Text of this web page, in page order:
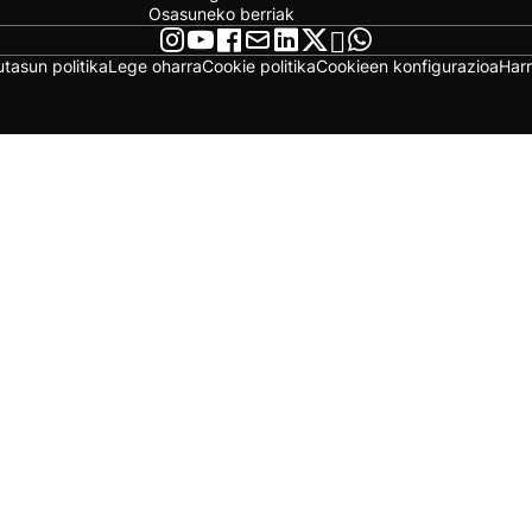
Osasuneko berriak
politikaLege oharraCookie politikaCookieen konfigurazioa